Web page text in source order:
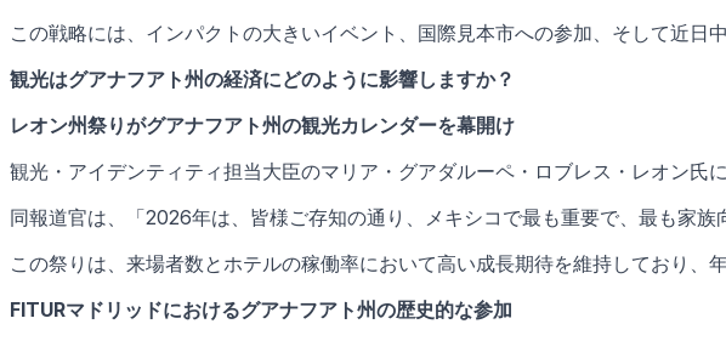
この戦略には、インパクトの大きいイベント、国際見本市への参加、そして近日
観光はグアナフアト州の経済にどのように影響しますか？
レオン州祭りがグアナフアト州の観光カレンダーを幕開け
観光・アイデンティティ担当大臣のマリア・グアダルーペ・ロブレス・レオン氏
同報道官は、「2026年は、皆様ご存知の通り、メキシコで最も重要で、最も家
この祭りは、来場者数とホテルの稼働率において高い成長期待を維持しており、
FITURマドリッドにおけるグアナフアト州の歴史的な参加